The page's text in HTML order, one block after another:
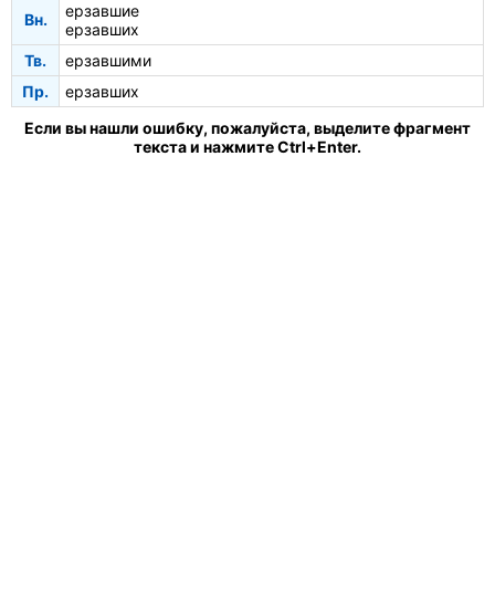
Вн.
ерзавшие
ерзавших
Тв.
ерзавшими
Пр.
ерзавших
Если вы нашли ошибку, пожалуйста, выделите фрагмент
текста и нажмите Ctrl+Enter.